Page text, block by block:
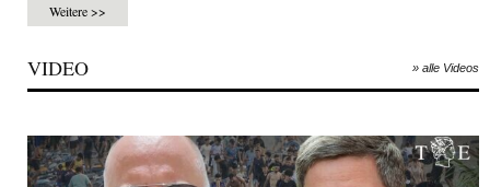
Weitere >>
VIDEO » alle Videos